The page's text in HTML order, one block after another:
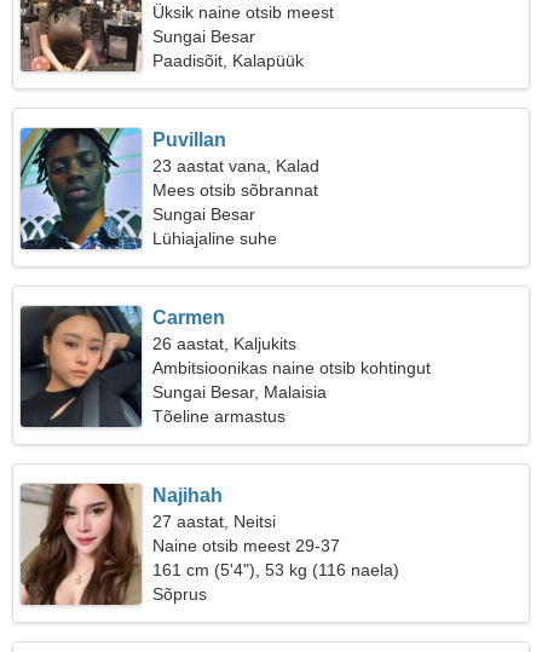
Üksik naine otsib meest
Sungai Besar
Paadisõit, Kalapüük
Puvillan
23 aastat vana, Kalad
Mees otsib sõbrannat
Sungai Besar
Lühiajaline suhe
Carmen
26 aastat, Kaljukits
Ambitsioonikas naine otsib kohtingut
Sungai Besar, Malaisia
Tõeline armastus
Najihah
27 aastat, Neitsi
Naine otsib meest 29-37
161 cm (5'4"), 53 kg (116 naela)
Sõprus